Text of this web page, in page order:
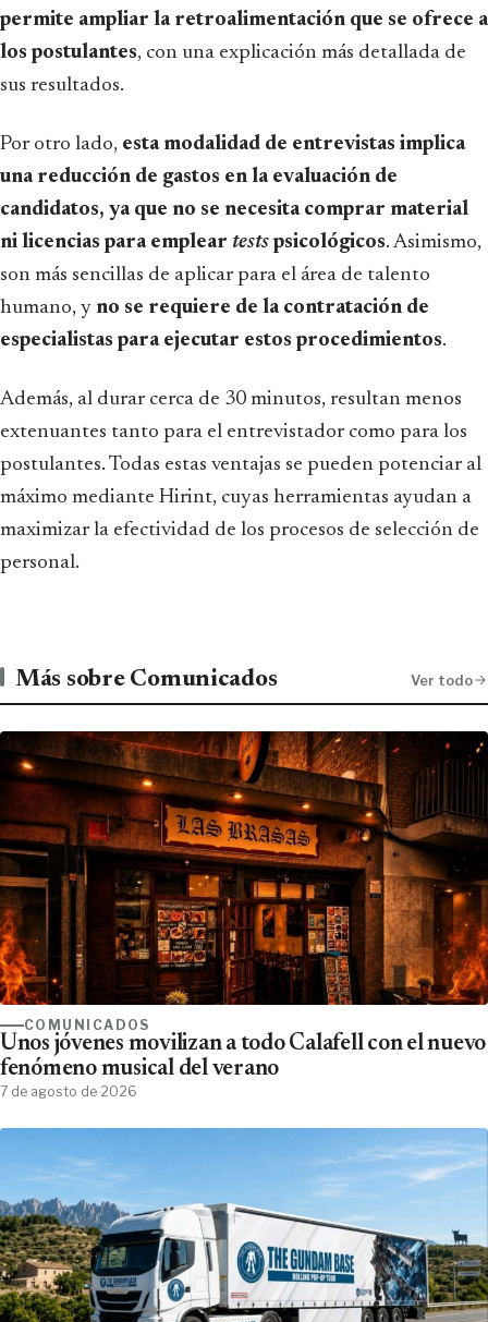
permite ampliar la retroalimentación que se ofrece a
los postulantes, con una explicación más detallada de
sus resultados.
Por otro lado, esta modalidad de entrevistas implica
una reducción de gastos en la evaluación de
candidatos, ya que no se necesita comprar material
ni licencias para emplear testspsicológicos. Asimismo,
son más sencillas de aplicar para el área de talento
humano, y no se requiere de la contratación de
especialistas para ejecutar estos procedimientos.
Además, al durar cerca de 30 minutos, resultan menos
extenuantes tanto para el entrevistador como para los
postulantes. Todas estas ventajas se pueden potenciar al
máximo mediante Hirint, cuyas herramientas ayudan a
maximizar la efectividad de los procesos de selección de
personal.
Más sobre Comunicados Ver todo
COMUNICADOS
Unos jóvenes movilizan a todo Calafell con el nuevo
fenómeno musical del verano
7 de agosto de 2026